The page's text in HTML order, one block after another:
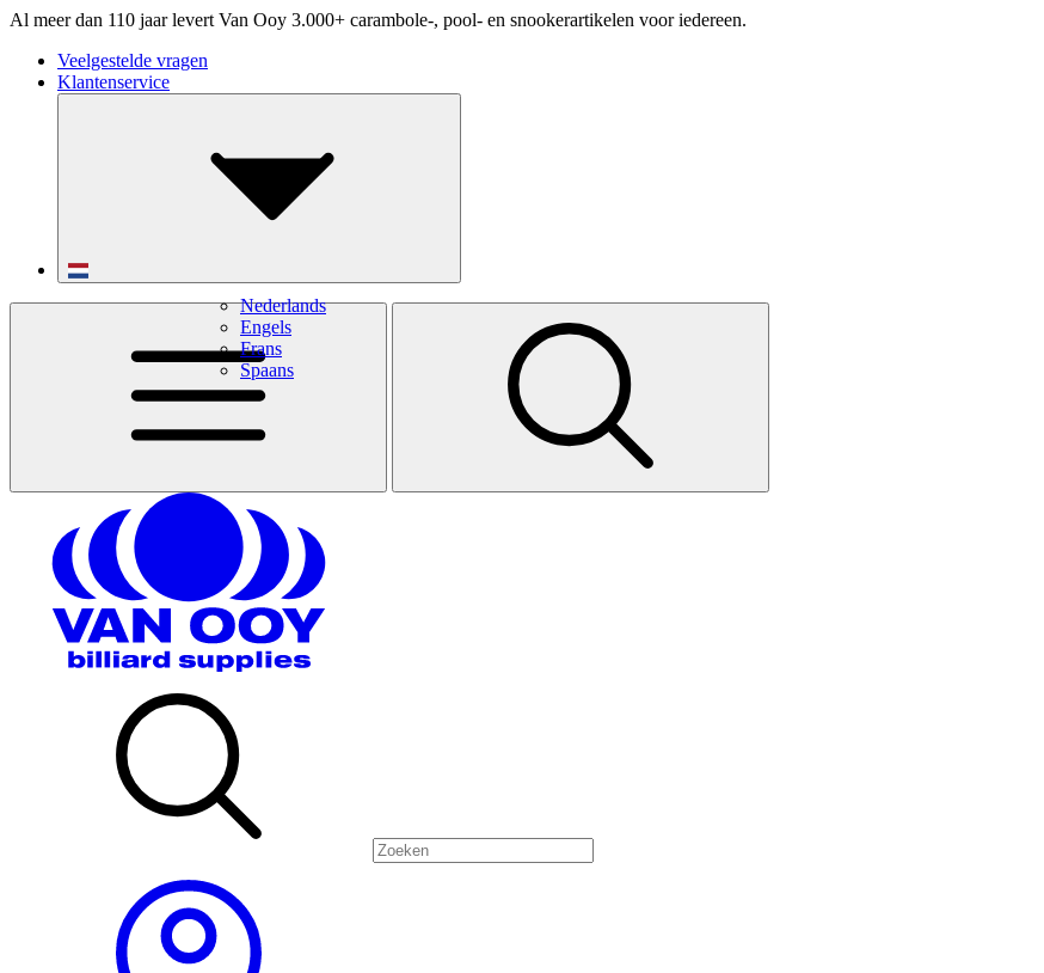
Al meer dan 110 jaar levert Van Ooy 3.000+ carambole-, pool- en snookerartikelen voor iedereen.
Veelgestelde vragen
Klantenservice
Nederlands
Engels
Frans
Spaans